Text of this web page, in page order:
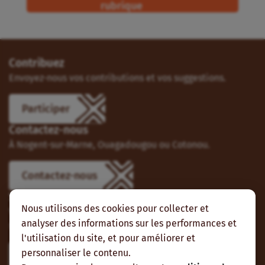
Nous utilisons des cookies pour collecter et
analyser des informations sur les performances et
l'utilisation du site, et pour améliorer et
personnaliser le contenu.
rubrique
Contribuez
Envoyez-nous vos contributions et vos suggestions.
Participer
Contactez-nous
À Nogent-sur-Marne, Ouagadougou ou Cotonou.
Contactez-nous
Suivez-nous
Vous pouvez aussi vous abonner à nos flux RSS et nous
suivre sur les réseaux sociaux.